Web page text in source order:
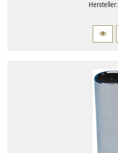
Hersteller: